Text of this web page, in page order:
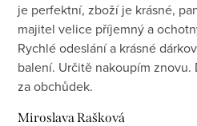
je perfektní, zboží je krásné,
majitel velice příjemný a
Rychlé odeslání a krásné
balení. Určitě nakoupím znovu.
za obchůdek.
Miroslava Rašková